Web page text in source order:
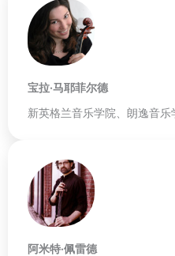
宝拉·马耶菲尔德
新英格兰音乐学院、朗逸音乐
阿米特·佩雷德